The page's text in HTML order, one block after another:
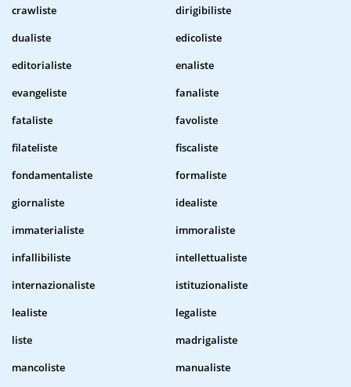
crawliste
dirigibiliste
dualiste
edicoliste
editorialiste
enaliste
evangeliste
fanaliste
fataliste
favoliste
filateliste
fiscaliste
fondamentaliste
formaliste
giornaliste
idealiste
immaterialiste
immoraliste
infallibiliste
intellettualiste
internazionaliste
istituzionaliste
lealiste
legaliste
liste
madrigaliste
mancoliste
manualiste